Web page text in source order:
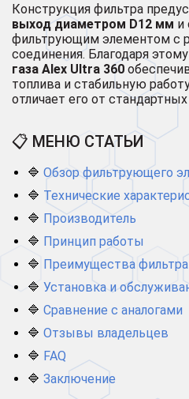
Конструкция фильтра
выход диаметром D12 мм и
фильтрующим элементом с
соединения. Благодаря этому
газа Alex Ultra 360
топлива и стабильную
отличает его от
📋 МЕНЮ СТАТЬИ
🔷 Обзор фильтрующего
🔷 Технические
🔷 Производитель
🔷 Принцип работы
🔷 Преимущества фильтра
🔷 Установка и
🔷 Сравнение с аналогами
🔷 Отзывы владельцев
🔷 FAQ
🔷 Заключение